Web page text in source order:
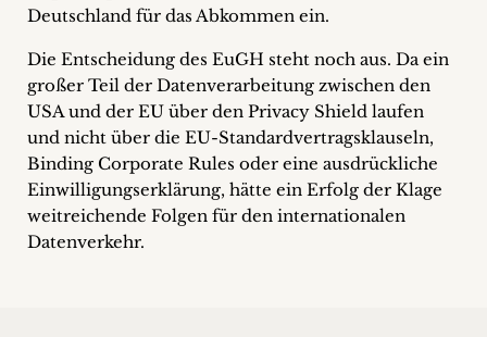
Deutschland für das Abkommen ein.
Die Entscheidung des EuGH steht noch aus. Da ein
großer Teil der Datenverarbeitung zwischen den
USA und der EU über den Privacy Shield laufen
und nicht über die EU-Standardvertragsklauseln,
Binding Corporate Rules oder eine ausdrückliche
Einwilligungserklärung, hätte ein Erfolg der Klage
weitreichende Folgen für den internationalen
Datenverkehr.